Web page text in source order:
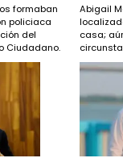
la UPAV
a Máynez de
de alcaldes
formaban
policiaca
del
Ciudadano.
Abigail
casa;